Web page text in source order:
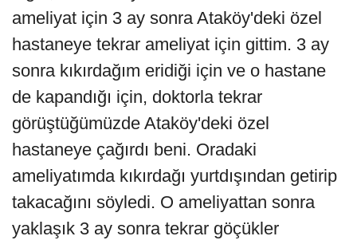
ameliyat için 3 ay sonra Ataköy'deki özel
hastaneye tekrar ameliyat için gittim. 3 ay
sonra kıkırdağım eridiği için ve o hastane
de kapandığı için, doktorla tekrar
görüştüğümüzde Ataköy'deki özel
hastaneye çağırdı beni. Oradaki
ameliyatımda kıkırdağı yurtdışından getirip
takacağını söyledi. O ameliyattan sonra
yaklaşık 3 ay sonra tekrar göçükler